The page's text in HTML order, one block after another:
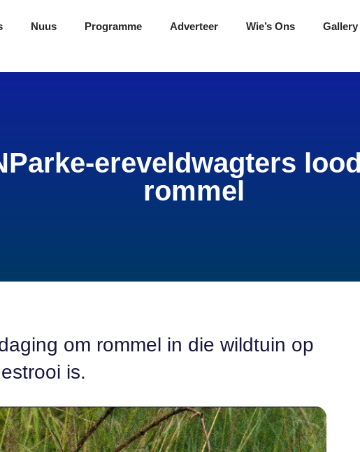
Nuus Programme Adverteer Wie’s Ons Gallery
ereveldwagters
rommel
om rommel in die wildtuin op
is.